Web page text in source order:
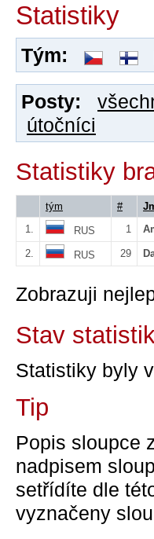
Statistiky
Tým:
Posty:
útočníci
Statistiky
tým #
1.
RUS 1
2. RUS 29
Zobrazuji
Stav
Statistiky byly
Tip
Popis sloupce
nadpisem
setřídíte dle
vyznačeny